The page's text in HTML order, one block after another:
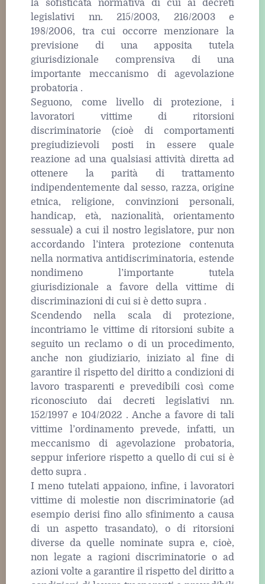
la sofisticata normativa di cui ai decreti
legislativi nn. 215/2003, 216/2003 e
198/2006, tra cui occorre menzionare la
previsione di una apposita tutela
giurisdizionale comprensiva di una
importante meccanismo di agevolazione
probatoria .
Seguono, come livello di protezione, i
lavoratori vittime di ritorsioni
discriminatorie (cioè di comportamenti
pregiudizievoli posti in essere quale
reazione ad una qualsiasi attività diretta ad
ottenere la parità di trattamento
indipendentemente dal sesso, razza, origine
etnica, religione, convinzioni personali,
handicap, età, nazionalità, orientamento
sessuale) a cui il nostro legislatore, pur non
accordando l’intera protezione contenuta
nella normativa antidiscriminatoria, estende
nondimeno l’importante tutela
giurisdizionale a favore della vittime di
discriminazioni di cui si è detto supra .
Scendendo nella scala di protezione,
incontriamo le vittime di ritorsioni subite a
seguito un reclamo o di un procedimento,
anche non giudiziario, iniziato al fine di
garantire il rispetto del diritto a condizioni di
lavoro trasparenti e prevedibili così come
riconosciuto dai decreti legislativi nn.
152/1997 e 104/2022 . Anche a favore di tali
vittime l’ordinamento prevede, infatti, un
meccanismo di agevolazione probatoria,
seppur inferiore rispetto a quello di cui si è
detto supra .
I meno tutelati appaiono, infine, i lavoratori
vittime di molestie non discriminatorie (ad
esempio derisi fino allo sfinimento a causa
di un aspetto trasandato), o di ritorsioni
diverse da quelle nominate supra e, cioè,
non legate a ragioni discriminatorie o ad
azioni volte a garantire il rispetto del diritto a